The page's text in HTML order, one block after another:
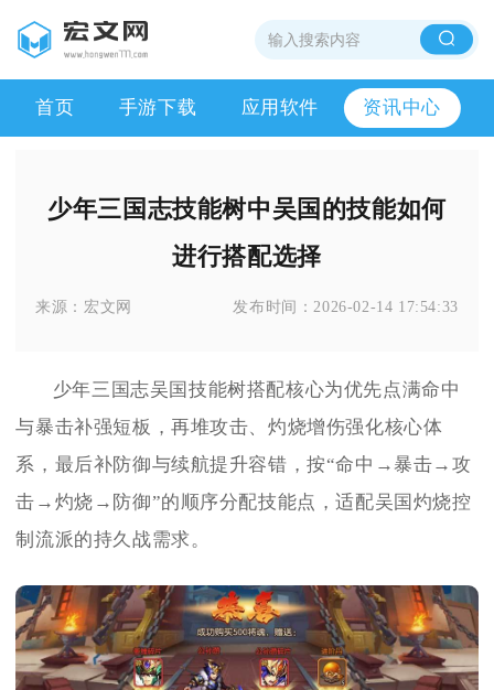
首页 手游下载 应用软件 资讯中心
少年三国志技能树中吴国的技能如何
进行搭配选择
来源： 宏文网 发布时间： 2026-02-14 17:54:33
少年三国志吴国技能树搭配核心为优先点满命中
与暴击补强短板，再堆攻击、灼烧增伤强化核心体
系，最后补防御与续航提升容错，按“命中→暴击→攻
击→灼烧→防御”的顺序分配技能点，适配吴国灼烧控
制流派的持久战需求。